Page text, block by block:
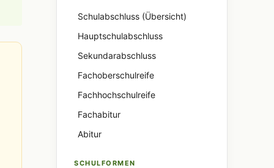
Schulabschluss (Übersicht)
Hauptschulabschluss
Sekundarabschluss
Fachoberschulreife
Fachhochschulreife
Fachabitur
Abitur
SCHULFORMEN